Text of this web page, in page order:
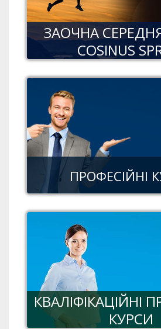
ЗАОЧНА
COSINUS
ПРОФЕСІЙНІ
КВАЛІФІКАЦІЙНІ
КУРСИ